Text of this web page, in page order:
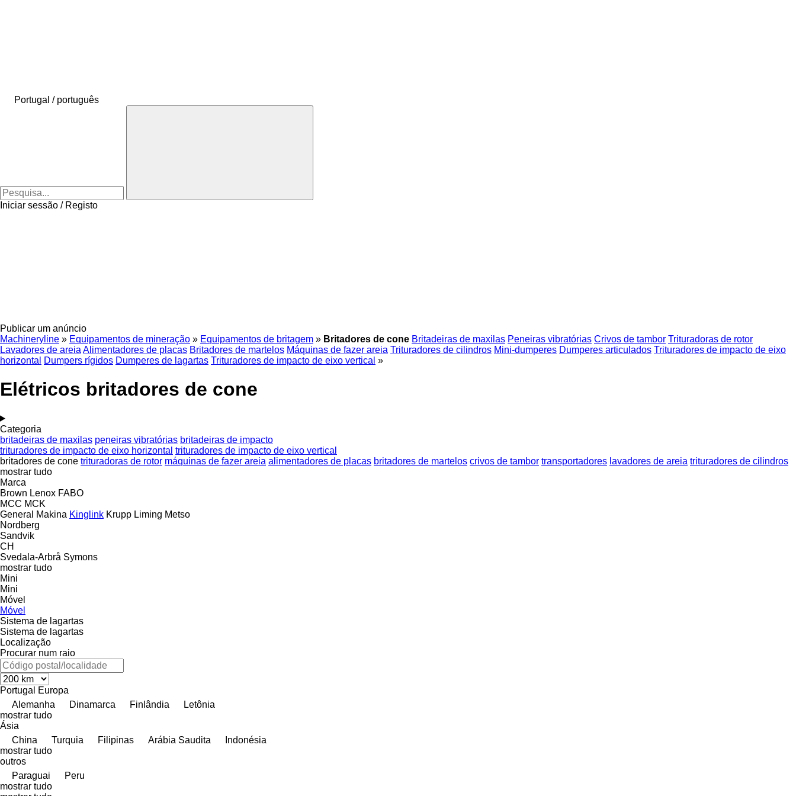
Portugal / português
Iniciar sessão / Registo
Publicar um anúncio
Machineryline » Equipamentos de mineração » Equipamentos de britagem » Britadores de cone Britadeiras de maxilas Peneiras vibratórias Crivos de tambor Trituradoras de rotor
Lavadores de areia Alimentadores de placas Britadores de martelos Máquinas de fazer areia Trituradores de cilindros Mini-dumperes Dumperes articulados Trituradores de impacto de eixo
horizontal
Dumpers rígidos Dumperes de lagartas Trituradores de impacto de eixo vertical »
Elétricos britadores de cone
Categoria
britadeiras de maxilas peneiras vibratórias britadeiras de impacto
trituradores de impacto de eixo horizontal trituradores de impacto de eixo vertical
britadores de cone trituradoras de rotor máquinas de fazer areia alimentadores de placas britadores de martelos crivos de tambor transportadores lavadores de areia trituradores de cilindros
mostrar tudo
Marca
Brown Lenox FABO
MCC MCK
General Makina Kinglink Krupp Liming Metso
Nordberg
Sandvik
CH
Svedala-Arbrå Symons
mostrar tudo
Mini
Mini
Móvel
Móvel
Sistema de lagartas
Sistema de lagartas
Localização
Procurar num raio
Portugal
Europa
Alemanha
Dinamarca Finlândia
Letônia
mostrar tudo
Ásia
China
Turquia Filipinas Arábia Saudita
Indonésia
mostrar tudo
outros
Paraguai
Peru
mostrar tudo